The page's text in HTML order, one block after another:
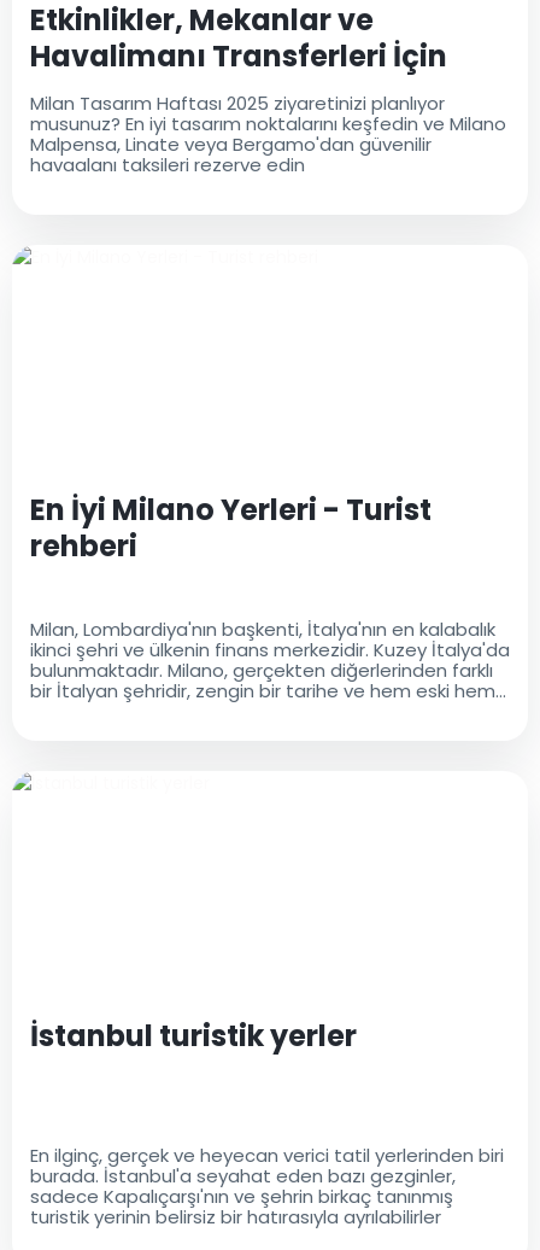
Etkinlikler, Mekanlar ve
Havalimanı Transferleri İçin
Tam Rehber
Milan Tasarım Haftası 2025 ziyaretinizi planlıyor
musunuz? En iyi tasarım noktalarını keşfedin ve Milano
Malpensa, Linate veya Bergamo'dan güvenilir
havaalanı taksileri rezerve edin
En İyi Milano Yerleri - Turist
rehberi
Milan, Lombardiya'nın başkenti, İtalya'nın en kalabalık
ikinci şehri ve ülkenin finans merkezidir. Kuzey İtalya'da
bulunmaktadır. Milano, gerçekten diğerlerinden farklı
bir İtalyan şehridir, zengin bir tarihe ve hem eski hem
İstanbul turistik yerler
En ilginç, gerçek ve heyecan verici tatil yerlerinden biri
burada. İstanbul'a seyahat eden bazı gezginler,
sadece Kapalıçarşı'nın ve şehrin birkaç tanınmış
turistik yerinin belirsiz bir hatırasıyla ayrılabilirler